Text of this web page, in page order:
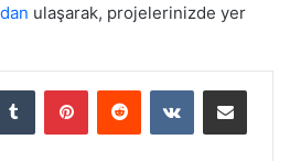
ulaşarak, projelerinizde yer
Tumblr PinterestReddit VKontakteE-Posta ile paylaş